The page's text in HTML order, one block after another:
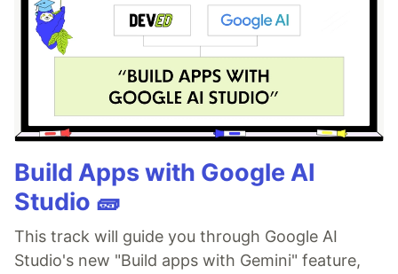
Build Apps with Google AI
Studio 🧱
This track will guide you through Google AI
Studio's new "Build apps with Gemini" feature,